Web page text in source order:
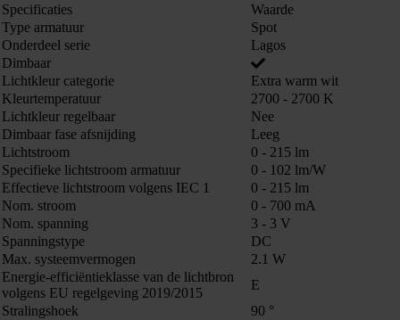
Specificaties
Waarde
Type armatuur
Spot
Onderdeel serie
Lagos
Dimbaar
Lichtkleur categorie
Extra warm wit
Kleurtemperatuur
2700 - 2700 K
Lichtkleur regelbaar
Nee
Dimbaar fase afsnijding
Leeg
Lichtstroom
0 - 215 lm
Specifieke lichtstroom armatuur
0 - 102 lm/W
Effectieve lichtstroom volgens IEC 1
0 - 215 lm
Nom. stroom
0 - 700 mA
Nom. spanning
3 - 3 V
Spanningstype
DC
Max. systeemvermogen
2.1 W
Energie-efficiëntieklasse van de lichtbron
volgens EU regelgeving 2019/2015
E
Stralingshoek
90 °